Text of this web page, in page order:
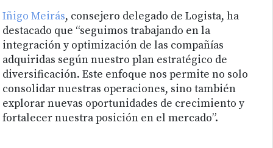
Iñigo Meirás, consejero delegado de Logista, ha
destacado que “seguimos trabajando en la
integración y optimización de las compañías
adquiridas según nuestro plan estratégico de
diversificación. Este enfoque nos permite no solo
consolidar nuestras operaciones, sino también
explorar nuevas oportunidades de crecimiento y
fortalecer nuestra posición en el mercado”.